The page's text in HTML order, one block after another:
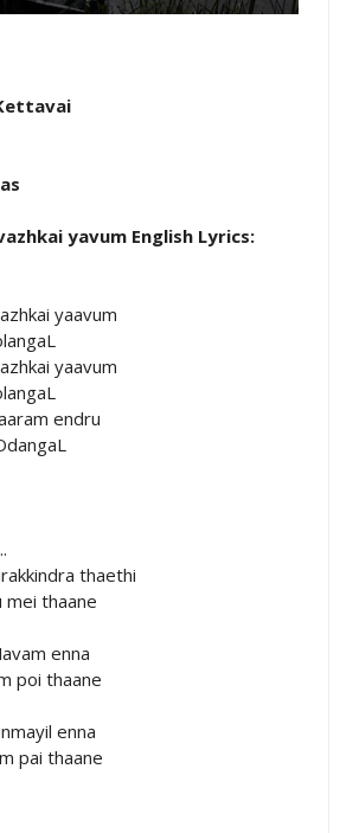
yavum English Lyrics:
yaavum
yaavum
endru
thaethi
mei thaane
enna
poi thaane
enna
pai thaane